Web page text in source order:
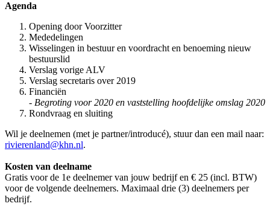
Agenda
Opening door Voorzitter
Mededelingen
Wisselingen in bestuur en voordracht en benoeming nieuw
bestuurslid
Verslag vorige ALV
Verslag secretaris over 2019
Financiën
- Begroting voor 2020 en vaststelling hoofdelijke omslag 2020
Rondvraag en sluiting
Wil je deelnemen (met je partner/introducé), stuur dan een mail naar:
rivierenland@khn.nl.
Kosten van deelname
Gratis voor de 1e deelnemer van jouw bedrijf en € 25 (incl. BTW)
voor de volgende deelnemers. Maximaal drie (3) deelnemers per
bedrijf.